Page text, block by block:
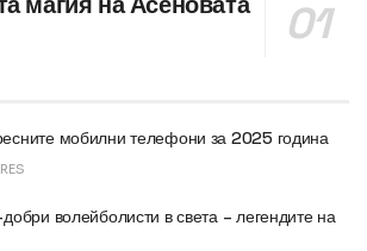
мобилни телефони за 2025 година
волейболисти в света – легендите на